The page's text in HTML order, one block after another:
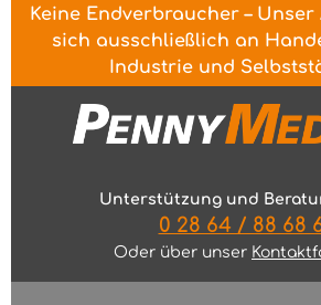
Keine Endverbraucher –
sich ausschließlich an
Industrie und
Unterstützung und
0 28 64 / 88 68
Oder über unser